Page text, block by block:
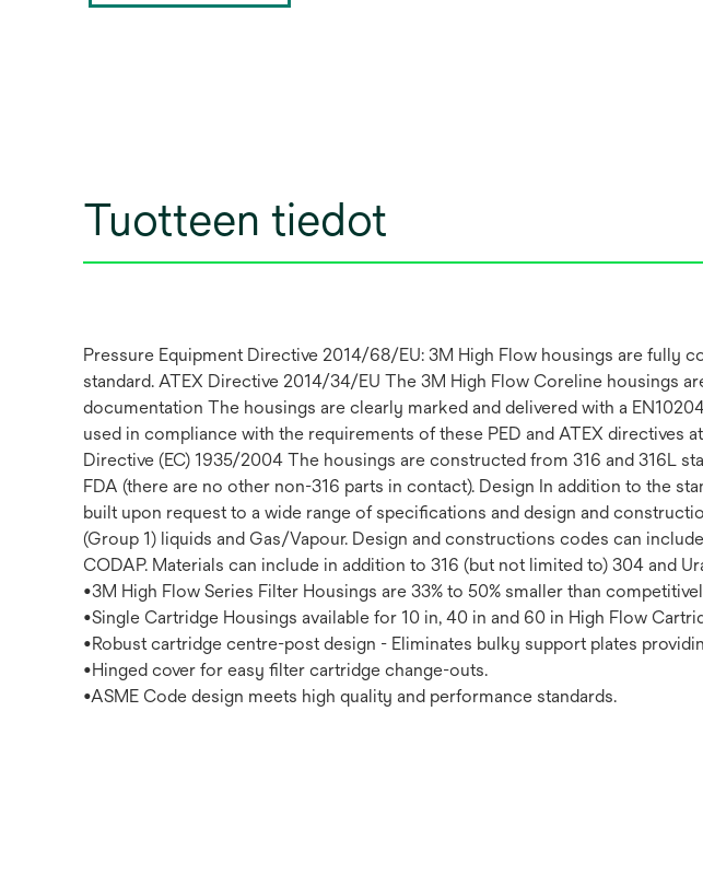
Tuotteen tiedot
Pressure Equipment Directive 2014/68/EU: 3M High Flow housings are fully
standard. ATEX Directive 2014/34/EU The 3M High Flow Coreline housings
documentation The housings are clearly marked and delivered with a
used in compliance with the requirements of these PED and ATEX directives
Directive (EC) 1935/2004 The housings are constructed from 316 and 316L
FDA (there are no other non-316 parts in contact). Design In addition to the
built upon request to a wide range of specifications and design and
(Group 1) liquids and Gas/Vapour. Design and constructions codes can
CODAP. Materials can include in addition to 316 (but not limited to) 304 and
•3M High Flow Series Filter Housings are 33% to 50% smaller than
•Single Cartridge Housings available for 10 in, 40 in and 60 in High Flow
•Robust cartridge centre-post design - Eliminates bulky support plates
•Hinged cover for easy filter cartridge change-outs.
•ASME Code design meets high quality and performance standards.